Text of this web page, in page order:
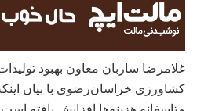
غلامرضا ساربان معاون بهبود
کشاورزی خراسان‌رضوی با بیان